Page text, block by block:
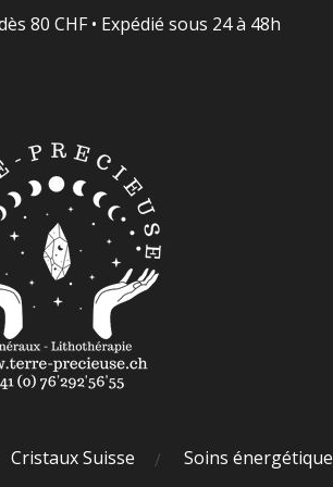
80 CHF • Expédié sous 24 à 48h
Cristaux Suisse Soins énergétique